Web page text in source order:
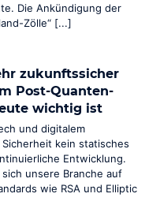
für Cashback
für Zeitarbeit
Die Ankündigung der
Zölle“ [...]
zukunftssicher
Post-Quanten-
wichtig ist
und digitalem
kein statisches
Entwicklung.
unsere Branche auf
wie RSA und Elliptic